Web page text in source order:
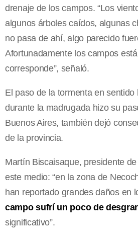
drenaje de los campos. “Los
algunos árboles caídos, algunas
no pasa de ahí, algo parecido
Afortunadamente los campos
corresponde”, señaló.
El paso de la tormenta en sentido
durante la madrugada hizo su
Buenos Aires, también dejó
de la provincia.
Martín Biscaisaque, presidente
este medio: “en la zona de
han reportado grandes daños en
campo sufrí un poco de
significativo”.